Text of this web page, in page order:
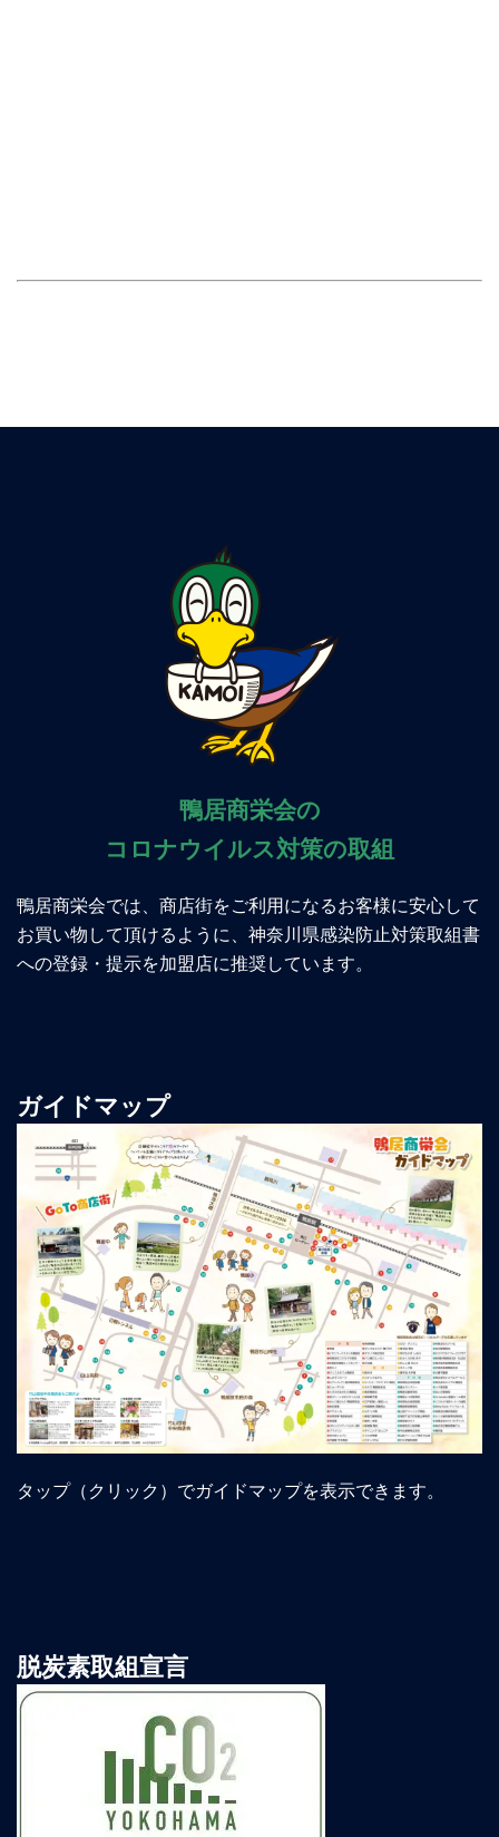
鴨居商栄会の
コロナウイルス対策の取組
鴨居商栄会では、商店街をご利用になるお客様に安心して
お買い物して頂けるように、神奈川県感染防止対策取組書
への登録・提示を加盟店に推奨しています。
ガイドマップ
タップ（クリック）でガイドマップを表示できます。
脱炭素取組宣言